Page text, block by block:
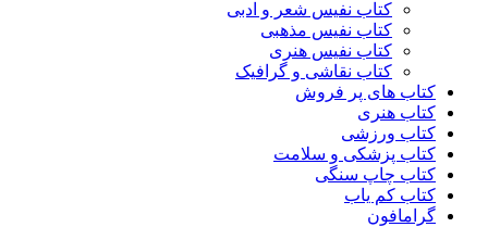
کتاب نفیس شعر و ادبی
کتاب نفیس مذهبی
کتاب نفیس هنری
کتاب نقاشی و گرافیک
کتاب های پر فروش
کتاب هنری
کتاب ورزشی
کتاب پزشکی و سلامت
کتاب چاپ سنگی
کتاب کم یاب
گرامافون